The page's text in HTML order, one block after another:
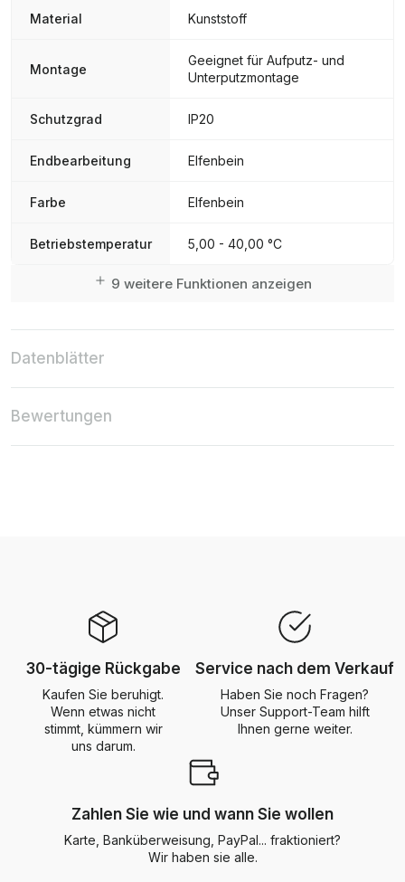
Material Kunststoff
Montage
Geeignet für Aufputz- und
Unterputzmontage
Schutzgrad IP20
Endbearbeitung Elfenbein
Farbe Elfenbein
Betriebstemperatur 5,00 - 40,00 °C
9 weitere Funktionen anzeigen
Datenblätter
Bewertungen
30-tägige Rückgabe
Kaufen Sie beruhigt.
Wenn etwas nicht
stimmt, kümmern wir
uns darum.
Service nach dem Verkauf
Haben Sie noch Fragen?
Unser Support-Team hilft
Ihnen gerne weiter.
Zahlen Sie wie und wann Sie wollen
Karte, Banküberweisung, PayPal... fraktioniert?
Wir haben sie alle.